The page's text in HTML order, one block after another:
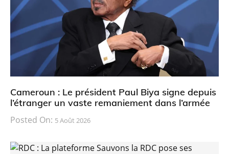
Cameroun : Le président Paul Biya signe depuis
l’étranger un vaste remaniement dans l’armée
Posted On: 5 Août 2026